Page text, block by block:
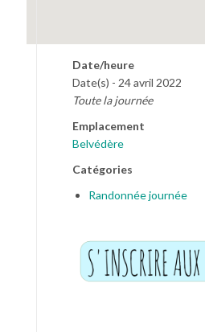
Date/heure
Date(s) - 24 avril 2022
Toute la journée
Emplacement
Belvédère
Catégories
Randonnée journée